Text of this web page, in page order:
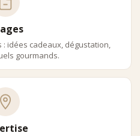
idées cadeaux, dégustation,
gourmands.